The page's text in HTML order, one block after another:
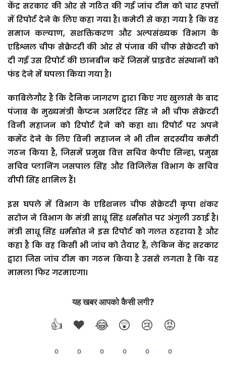
केंद्र सरकार की ओर से गठित की गई जांच टीम को चार हफ्तों
में रिपोर्ट देने के लिए कहा गया है। कमेटी से कहा गया है कि वह
समाज कल्याण, सशक्तिकरण और अल्पसंख्यक विभाग के
एडिश्नल चीफ सेक्रेटरी की ओर से पंजाब की चीफ सेक्रेटरी को
दी गई उस रिपोर्ट की छानबीन करें जिसमें प्राइवेट संस्थानों को
फंड देने में घपला किया गया है।
काबिलेगौर है कि दैनिक जागरण द्वारा किए गए खुलासे के बाद
पंजाब के मुख्यमंत्री कैप्टन अमरिंदर सिंह ने भी चीफ सेक्रेटरी
विनी महाजन को रिपोर्ट देने को कहा था। रिपोर्ट पर अपने
कमेंट देने के लिए विनी महाजन ने भी तीन सदस्यीय कमेेटी
गठन किया है, जिसमें प्रमुख वित्त सचिव केपीए सिन्हा, प्रमुख
सचिव प्लानिंग जसपाल सिंह और विजिलेंस विभाग के सचिव
वीपी सिंह शामिल हैं।
इस घपले में विभाग के एडिशनल चीफ सेक्रेटरी कृपा शंकर
सरोज ने विभाग के मंत्री साधू सिंह धर्मसोत पर अंगुली उठाई है।
मंत्री साधू सिंह धर्मसोत ने इस रिपोर्ट को गलत ठहराया है और
कहा है कि वह किसी भी जांच को तैयार हैं, लेकिन केंद्र सरकार
द्वारा जिस जांच टीम का गठन किया है उससे लगता है कि यह
मामला फिर गरमाएगा।
यह खबर आपको कैसी लगी?
👍
0
❤️
0
😂
0
😲
0
😢
0
😡
0